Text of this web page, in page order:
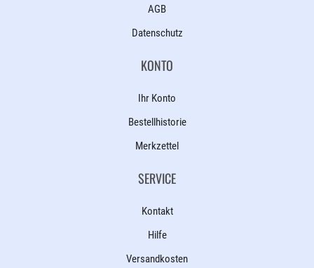
AGB
Datenschutz
KONTO
Ihr Konto
Bestellhistorie
Merkzettel
SERVICE
Kontakt
Hilfe
Versandkosten